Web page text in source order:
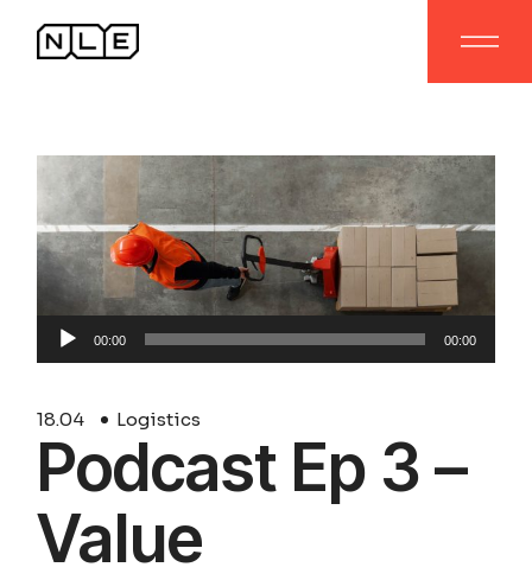
Audio
00:00 00:00
18.04 Logistics
Podcast Ep 3 –
Value